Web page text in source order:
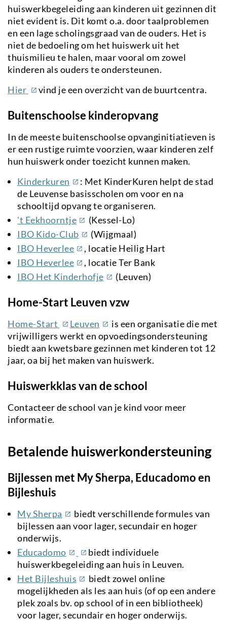
huiswerkbegeleiding aan kinderen uit gezinnen dit
niet evident is. Dit komt o.a. door taalproblemen
en een lage scholingsgraad van de ouders. Het is
niet de bedoeling om het huiswerk uit het
thuismilieu te halen, maar vooral om zowel
kinderen als ouders te ondersteunen.
Hier (externe
vind je een overzicht van de buurtcentra.
Buitenschoolse kinderopvang
In de meeste buitenschoolse opvanginitiatieven is
er een rustige ruimte voorzien, waar kinderen zelf
hun huiswerk onder toezicht kunnen maken.
Kinderkuren (externe
link)
: Met KinderKuren helpt de stad
de Leuvense basisscholen om voor en na
schooltijd opvang te organiseren.
't Eekhoorntje(externe
link)
(Kessel-Lo)
IBO Kido-Club(externe
link)
(Wijgmaal)
IBO Heverlee(externe
link)
, locatie Heilig Hart
IBO Heverlee(externe
link)
, locatie Ter Bank
IBO Het Kinderhofje(externe
(Leuven)
Home-Start Leuven vzw
Home-Start (externe
link)
Leuven (externe
link)
is een organisatie die met
vrijwilligers werkt en opvoedingsondersteuning
biedt aan kwetsbare gezinnen met kinderen tot 12
jaar, oa bij het maken van huiswerk.
Huiswerkklas van de school
Contacteer de school van je kind voor meer
informatie.
Betalende huiswerkondersteuning
Bijlessen met My Sherpa, Educadomo en
Bijleshuis
My Sherpa (externe
link)
biedt verschillende formules van
bijlessen aan voor lager, secundair en hoger
onderwijs.
Educadomo(externe
link)
(externe
link)
biedt individuele
huiswerkbegeleiding aan huis in Leuven.
Het Bijleshuis (externe
link)
biedt zowel online
mogelijkheden als les aan huis (of op een andere
plek zoals bv. op school of in een bibliotheek)
voor lager, secundair en hoger onderwijs.